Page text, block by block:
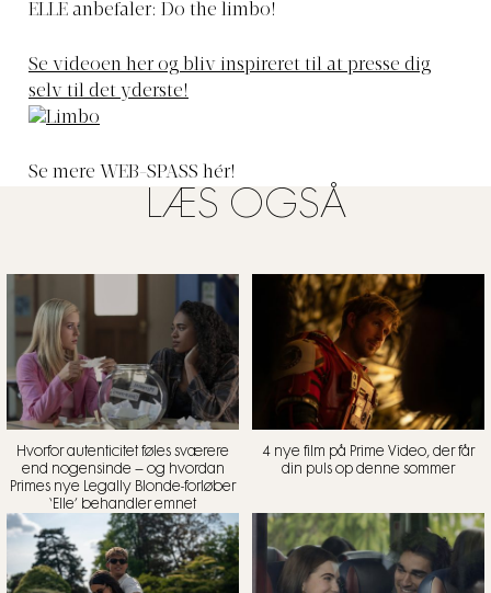
ELLE anbefaler: Do the limbo!
Se videoen her og bliv inspireret til at presse dig
selv til det yderste!
Se mere WEB-SPASS hér!
LÆS OGSÅ
Hvorfor autenticitet føles sværere
end nogensinde – og hvordan
Primes nye Legally Blonde-forløber
‘Elle’ behandler emnet
4 nye film på Prime Video, der får
din puls op denne sommer